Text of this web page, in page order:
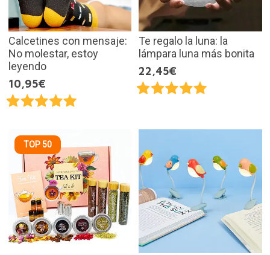
Calcetines con mensaje:
No molestar, estoy
leyendo
10,95€
Te regalo la luna: la
lámpara luna más bonita
22,45€
TOP 50